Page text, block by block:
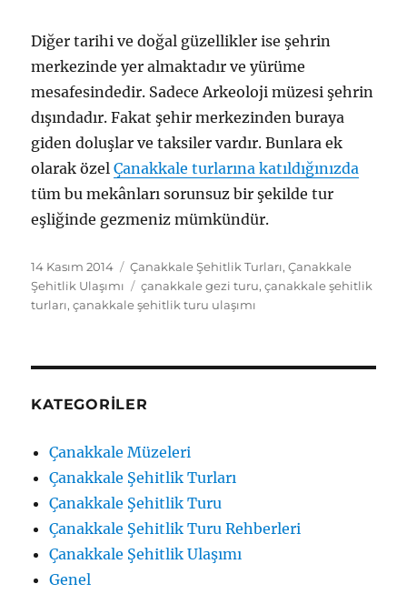
Diğer tarihi ve doğal güzellikler ise şehrin
merkezinde yer almaktadır ve yürüme
mesafesindedir. Sadece Arkeoloji müzesi şehrin
dışındadır. Fakat şehir merkezinden buraya
giden doluşlar ve taksiler vardır. Bunlara ek
olarak özelÇanakkale turlarına katıldığınızda
tüm bu mekânları sorunsuz bir şekilde tur
eşliğinde gezmeniz mümkündür.
Yayın
tarihi
14 Kasım 2014 Kategoriler
Çanakkale Şehitlik Turları,Çanakkale
Şehitlik Ulaşımı
Etiketler
çanakkale gezi turu,çanakkale şehitlik
turları,çanakkale şehitlik turu ulaşımı
KATEGORILER
Çanakkale Müzeleri
Çanakkale Şehitlik Turları
Çanakkale Şehitlik Turu
Çanakkale Şehitlik Turu Rehberleri
Çanakkale Şehitlik Ulaşımı
Genel